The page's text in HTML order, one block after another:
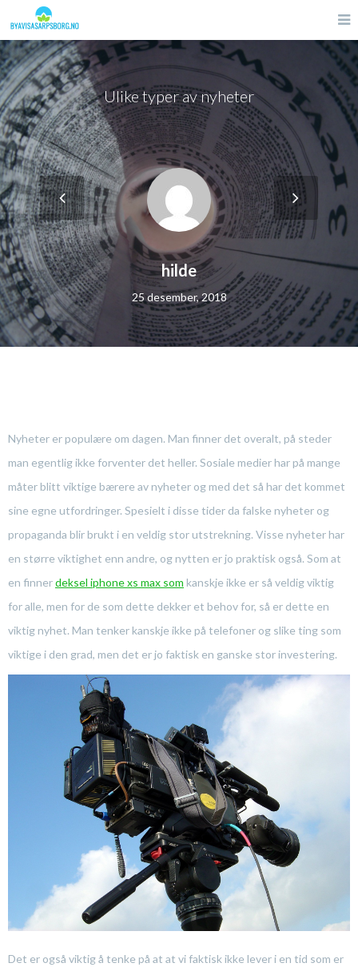
Ulike typer av nyheter
hilde
25 desember, 2018
Nyheter er populære om dagen. Man finner det overalt, på steder
man egentlig ikke forventer det heller. Sosiale medier har på mange
måter blitt viktige bærere av nyheter og med det så har det kommet
sine egne utfordringer. Spesielt i disse tider da falske nyheter og
propaganda blir brukt i en veldig stor utstrekning. Visse nyheter har
en større viktighet enn andre, og nytten er jo praktisk også. Som at
en finnerdeksel iphone xs max som kanskje ikke er så veldig viktig
for alle, men for de som dette dekker et behov for, så er dette en
viktig nyhet. Man tenker kanskje ikke på telefoner og slike ting som
viktige i den grad, men det er jo faktisk en ganske stor investering.
Det er også viktig å tenke på at at vi faktisk ikke lever i en tid som er